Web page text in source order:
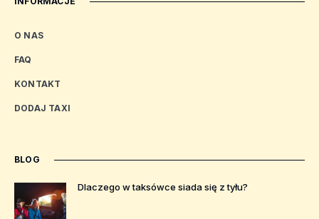
O NAS
FAQ
KONTAKT
DODAJ TAXI
BLOG
Dlaczego w taksówce siada się z tyłu?